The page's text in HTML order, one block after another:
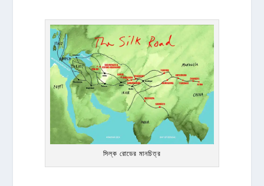
সিল্ক রোডের মানচিত্র